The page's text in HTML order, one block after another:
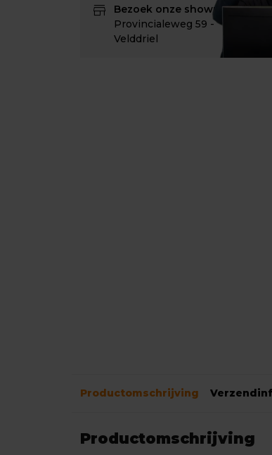
store
Bezoek onze showroom:
Provincialeweg 59 -
Velddriel
Productomschrijving
Productomschrijving